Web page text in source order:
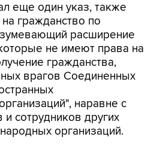
еще один указ, также
гражданство по
расширение
не имеют права на
гражданства,
врагов Соединенных
наравне с
сотрудников других
организаций.